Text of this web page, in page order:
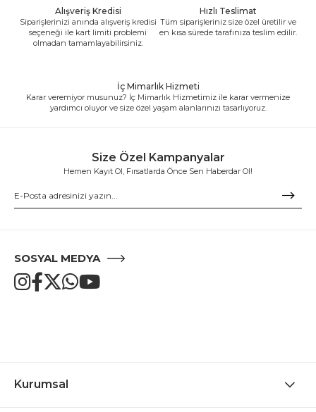
Alışveriş Kredisi
Siparişlerinizi anında alışveriş kredisi
seçeneği ile kart limiti problemi
olmadan tamamlayabilirsiniz.
Hızlı Teslimat
Tüm siparişleriniz size özel üretilir ve
en kısa sürede tarafınıza teslim edilir.
İç Mimarlık Hizmeti
Karar veremiyor musunuz? İç Mimarlık Hizmetimiz ile karar vermenize
yardımcı oluyor ve size özel yaşam alanlarınızı tasarlıyoruz.
Size Özel Kampanyalar
Hemen Kayıt Ol, Fırsatlarda Önce Sen Haberdar Ol!
SOSYAL MEDYA
Kurumsal